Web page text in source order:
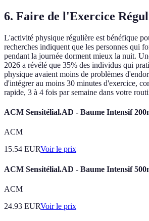
6. Faire de l'Exercice
L'activité physique régulière est bénéfique
recherches indiquent que les personnes qui
pendant la journée dorment mieux la nuit.
2026 a révélé que 35% des individus qui
physique avaient moins de problèmes
d'intégrer au moins 30 minutes d'exercice,
rapide, 3 à 4 fois par semaine dans votre
ACM Sensitélial.AD - Baume Intensif
ACM
15.54 EURVoir le prix
ACM Sensitélial.AD - Baume Intensif
ACM
24.93 EURVoir le prix